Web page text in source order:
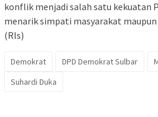
konflik menjadi salah satu kekuatan
menarik simpati masyarakat
(Rls)
Demokrat DPD Demokrat Sulbar
Suhardi Duka